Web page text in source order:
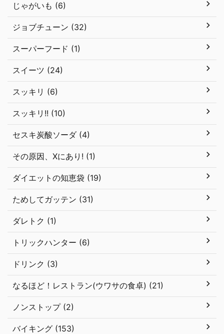
じゃがいも (6)
ジョブチューン (32)
スーパーフード (1)
スイーツ (24)
スッキリ (6)
スッキリ!! (10)
セスキ炭酸ソーダ (4)
その原因、Xにあり! (1)
ダイエットの知恵袋 (19)
ためしてガッテン (31)
ダレトク (1)
トリックハンター (6)
ドリンク (3)
なるほど！レストラン(ウワサの食卓) (21)
ノンストップ (2)
バイキング (153)